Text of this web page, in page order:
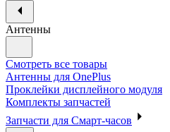
Антенны
Смотреть все товары
Антенны для OnePlus
Проклейки дисплейного модуля
Комплекты запчастей
Запчасти для Смарт-часов